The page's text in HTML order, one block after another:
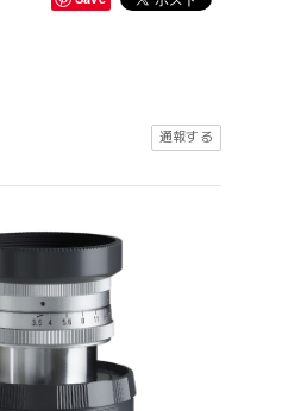
通報する